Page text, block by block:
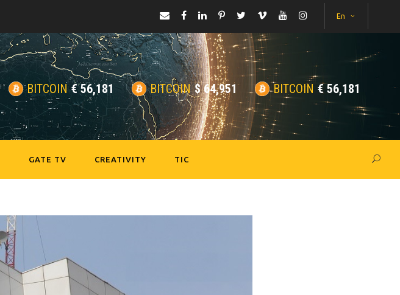
En
BITCOIN €56,181 BITCOIN $64,951 BITCOIN €56,181
GATE TV CREATIVITY TIC